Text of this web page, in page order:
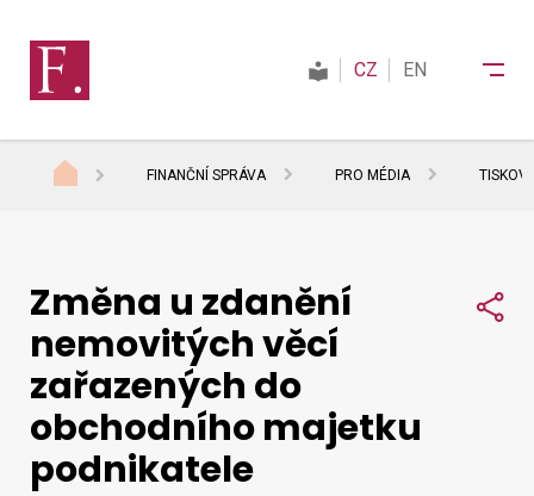
Daně
Mezinárodní spolupráce
Kontakty
CZ EN
FINANČNÍ SPRÁVA PRO MÉDIA
Změna u zdanění
nemovitých věcí
zařazených do
obchodního majetku
podnikatele